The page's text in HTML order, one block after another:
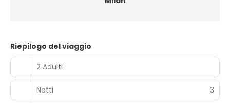
Riepilogo del viaggio
2 Adulti
Notti 3